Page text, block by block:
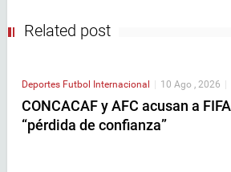
Related post
Deportes Futbol Internacional 10 Ago , 2026
CONCACAF y AFC acusan a
“pérdida de confianza”